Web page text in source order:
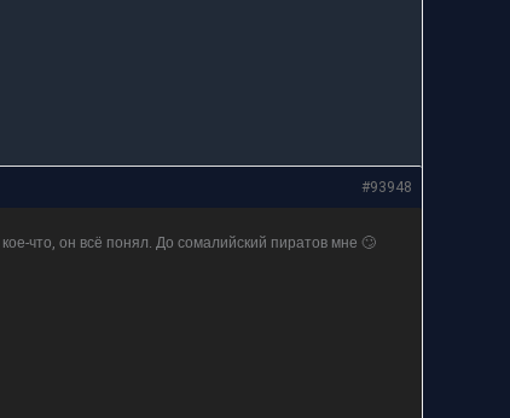
#93948
что, он всё понял. До сомалийский пиратов мне 🙄